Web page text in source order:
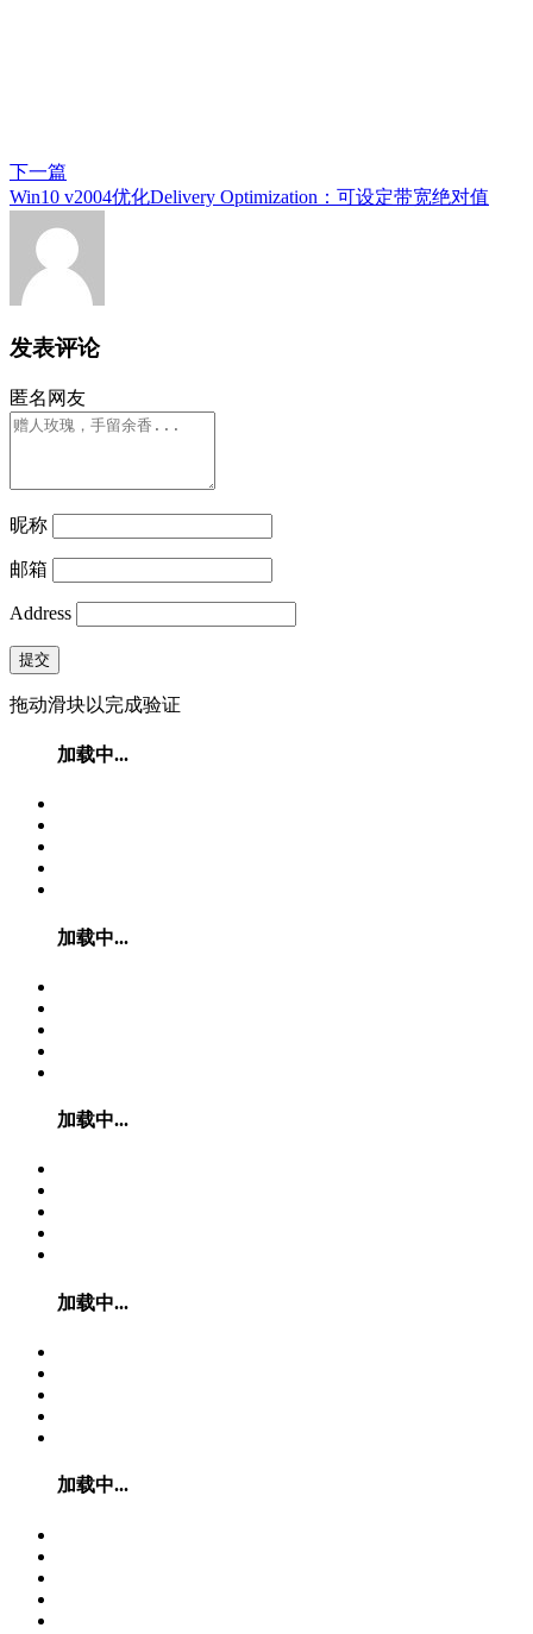
下一篇
Win10 v2004优化Delivery Optimization：可设定带宽绝对值
发表评论
匿名网友
昵称
邮箱
Address
提交
拖动滑块以完成验证
加载中...
加载中...
加载中...
加载中...
加载中...